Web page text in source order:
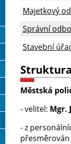
Majetkový
Správní
Stavební
Městská
- velitel: Mgr.
- z
přesměrován